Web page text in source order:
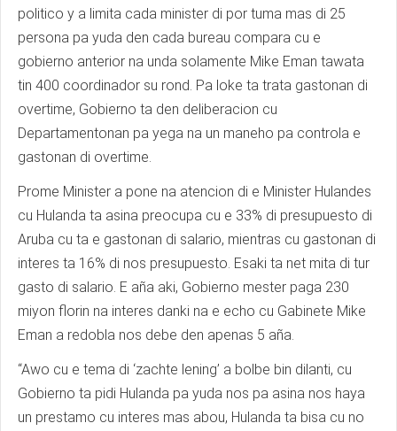
politico y a limita cada minister di por tuma mas di 25
persona pa yuda den cada bureau compara cu e
gobierno anterior na unda solamente Mike Eman tawata
tin 400 coordinador su rond. Pa loke ta trata gastonan di
overtime, Gobierno ta den deliberacion cu
Departamentonan pa yega na un maneho pa controla e
gastonan di overtime.
Prome Minister a pone na atencion di e Minister Hulandes
cu Hulanda ta asina preocupa cu e 33% di presupuesto di
Aruba cu ta e gastonan di salario, mientras cu gastonan di
interes ta 16% di nos presupuesto. Esaki ta net mita di tur
gasto di salario. E aña aki, Gobierno mester paga 230
miyon florin na interes danki na e echo cu Gabinete Mike
Eman a redobla nos debe den apenas 5 aña.
“Awo cu e tema di ‘zachte lening’ a bolbe bin dilanti, cu
Gobierno ta pidi Hulanda pa yuda nos pa asina nos haya
un prestamo cu interes mas abou, Hulanda ta bisa cu no